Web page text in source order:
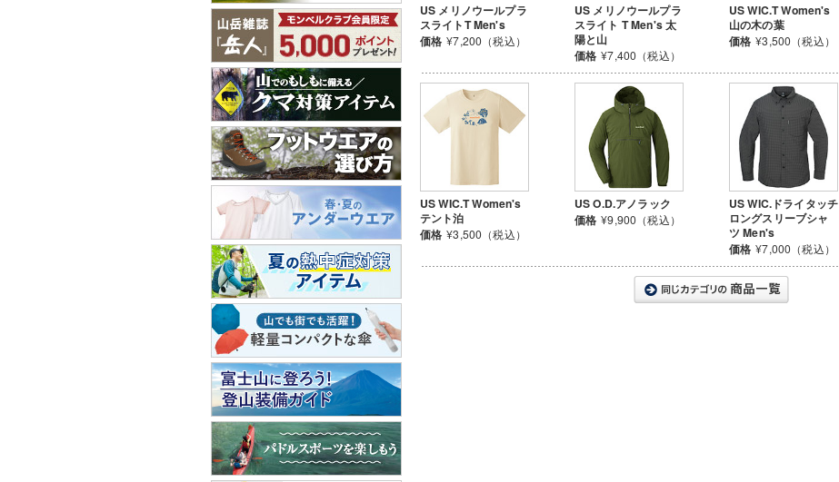
US メリノウールプラ
スライトT Men's
価格 ¥7,200（税込）
US メリノウールプラ
スライト T Men's 太
陽と山
価格 ¥7,400（税込）
US WIC.T Women's
山の木の葉
価格 ¥3,500（税込）
US WIC.T Women's
テント泊
価格 ¥3,500（税込）
US O.D.アノラック
価格 ¥9,900（税込）
US WIC.ドライタッチ
ロングスリーブシャ
ツ Men's
価格 ¥7,000（税込）